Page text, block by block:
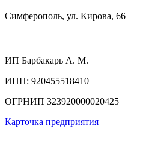
Симферополь, ул. Кирова, 66
ИП Барбакарь А. М.
ИНН: 920455518410
ОГРНИП 323920000020425
Карточка предприятия